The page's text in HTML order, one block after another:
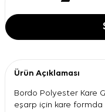
Ürün Açıklaması
Bordo Polyester Kare
eşarp için kare formda